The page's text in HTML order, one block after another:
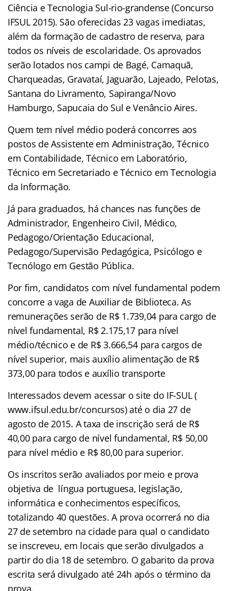
Ciência e Tecnologia Sul-rio-grandense (Concurso
IFSUL 2015). São oferecidas 23 vagas imediatas,
além da formação de cadastro de reserva, para
todos os níveis de escolaridade. Os aprovados
serão lotados nos campi de Bagé, Camaquã,
Charqueadas, Gravataí, Jaguarão, Lajeado, Pelotas,
Santana do Livramento, Sapiranga/Novo
Hamburgo, Sapucaia do Sul e Venâncio Aires.
Quem tem nível médio poderá concorres aos
postos de Assistente em Administração, Técnico
em Contabilidade, Técnico em Laboratório,
Técnico em Secretariado e Técnico em Tecnologia
da Informação.
Já para graduados, há chances nas funções de
Administrador, Engenheiro Civil, Médico,
Pedagogo/Orientação Educacional,
Pedagogo/Supervisão Pedagógica, Psicólogo e
Tecnólogo em Gestão Pública.
Por fim, candidatos com nível fundamental podem
concorre a vaga de Auxiliar de Biblioteca. As
remunerações serão de R$ 1.739,04 para cargo de
nível fundamental, R$ 2.175,17 para nível
médio/técnico e de R$ 3.666,54 para cargos de
nível superior, mais auxílio alimentação de R$
373,00 para todos e auxílio transporte
Interessados devem acessar o site do IF-SUL (
www.ifsul.edu.br/concursos) até o dia 27 de
agosto de 2015. A taxa de inscrição será de R$
40,00 para cargo de nível fundamental, R$ 50,00
para nível médio e R$ 80,00 para superior.
Os inscritos serão avaliados por meio e prova
objetiva de língua portuguesa, legislação,
informática e conhecimentos específicos,
totalizando 40 questões. A prova ocorrerá no dia
27 de setembro na cidade para qual o candidato
se inscreveu, em locais que serão divulgados a
partir do dia 18 de setembro. O gabarito da prova
escrita será divulgado até 24h após o término da
prova.